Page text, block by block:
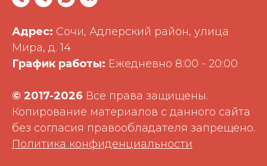
Адрес: Сочи, Адлерский район, улица
Мира, д. 14
График работы: Ежедневно 8:00 - 20:00
© 2017-2026 Все права защищены.
Копирование материалов с данного сайта
без согласия правообладателя запрещено.
Политика конфиденциальности